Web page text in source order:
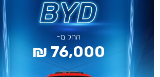
החל מ-
76,000 ₪